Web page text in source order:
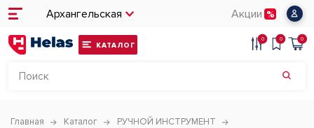
Архангельская Акции
КАТАЛОГ
0 0 0
Главная Каталог
РУЧНОЙ ИНСТРУМЕНТ